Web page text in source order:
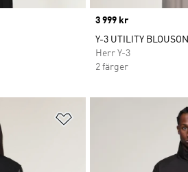
Price
3 999 kr
Y-3 UTILITY BLOUSON
Herr Y-3
2 färger
Lägg till på önskelistan